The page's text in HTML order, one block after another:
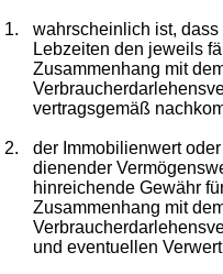
1.
wahrscheinlich ist,
Lebzeiten den jeweils
Zusammenhang mit
vertragsgemäß
2.
der Immobilienwert
dienender
hinreichende Gewähr
Zusammenhang mit
und eventuellen